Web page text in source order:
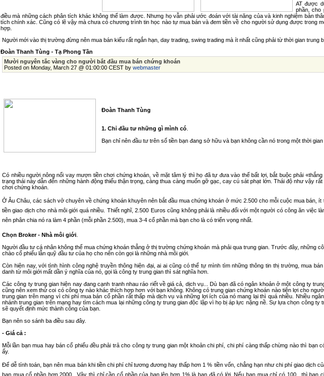
AT được
phần, cho
điều mà những cách phân tích khác không thể làm được. Nhưng họ vẫn phải ước đoán với tài năng của và kinh nghiệm bản
tích chính xác. Cũng có lẽ vậy mà chưa có chương trình tin học nào tự mua bán và đem tiền về cho người sử dụng được trong
hợp.
Người mới vào thị trường đừng nên mua bán kiểu rất ngắn hạn, day trading, swing trading mà ít nhất cũng phải từ thời gian trung
Đoàn Thanh Tùng - Tạ Phong Tần
Mười nguyên tắc vàng cho người bắt đầu mua bán chứng khoán
Posted o­n Monday, March 27 @ 01:00:00 CEST by webmaster
Đoàn Thanh Tùng
1. Chỉ đầu tư những gì mình có
Bạn chỉ nên đầu tư trên số tiền bạn đang sở hữu và bạn không cần nó trong một thời
Có nhiều người nông nổi vay mượn tiền chơi chứng khoán, về mặt tâm lý thì họ đã tự đưa vào thế bất lợi, bắt buộc phải
trạng thái này dẫn đến những hành động thiếu thận trọng, càng thua càng muốn gỡ gạc, cay cú sát phạt lớn. Thái độ như vậy
chơi chứng khoán.
Ở Âu Châu, các sách vở chuyên về chứng khoán khuyên nên bắt đầu mua chứng khoán ở mức 2.500 cho mỗi cuộc mua bán,
tiền giao dịch cho nhà môi giới quá nhiều. Thiết nghĩ, 2.500 Euros cũng không phải là nhiều đối với một người có công ăn việc
nên phân chia nó ra làm 4 phần (mỗi phần 2.500), mua 3-4 cổ phần mà bạn cho là có triển vọng nhất.
Chọn Broker - Nhà môi giới
Người đầu tư cá nhân không thể mua chứng khoán thẳng ở thị trường chứng khoán mà phải qua trung gian. Trước đây, những
chào cổ phiếu lẫn quỹ đầu tư của họ cho nên còn gọi là những nhà môi giới.
Còn hiện nay, với tình hình công nghệ truyền thông hiện đại, ai ai cũng có thể tự mình tìm những thông tin thị trường, mua
danh từ môi giới mất dần ý nghĩa của nó, gọi là công ty trung gian thì sát nghĩa hơn.
Các công ty trung gian hiện nay đang cạnh tranh nhau ráo riết về giá cả, dịch vụ... Dù bạn đã có ngân khoản ở một công ty
cũng nên xem thử coi có công ty nào khác thích hợp hơn với bạn không. Không có trung gian chứng khoán nào tiện lợi cho
trung gian trên mạng vì chi phí mua bán cổ phần rất thấp mà dịch vụ và những lợi ích của nó mang lại thì quá nhiều. Nhiều
nhánh trung gian trên mạng hay tìm cách mua lại những công ty trung gian độc lập vì họ bị áp lực nặng nề. Sự lựa chọn công ty
sẽ quyết định mức thành công của bạn.
Bạn nên so sánh ba điều sau đây.
- Giá cả :
Mỗi lần bạn mua hay bán cổ phiếu đều phải trả cho công ty trung gian một khoản chi phí, chi phí càng thấp chừng nào thì bạn
ấy.
Để dễ tính toán, bạn nên mua bán khi tiền chi phí chỉ tương đương hay thấp hơn 1 % tiền vốn, chẳng hạn như chi phí giao dịch
bạn mua cổ phần hơn 2000 . Vậy thì chỉ cần cổ phần của bạn lên hơn 1% là bạn đã có lời. Nếu bạn mua chỉ có 100 , thì bạn